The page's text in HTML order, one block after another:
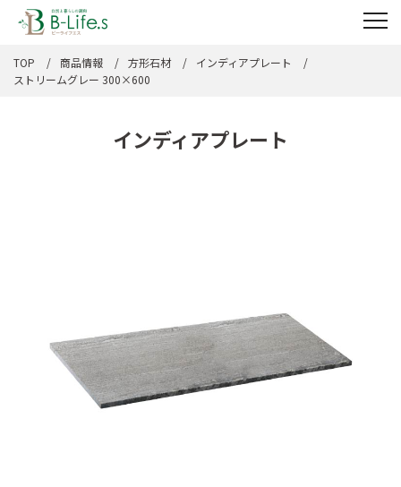
TOP 商品情報 方形石材
インディアプレート
ストリームグレー 300×600
インディアプレート